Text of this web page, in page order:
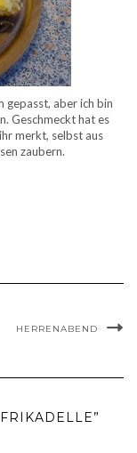
gepasst, aber ich bin
Geschmeckt hat es
merkt, selbst aus
zaubern.
HERRENABEND